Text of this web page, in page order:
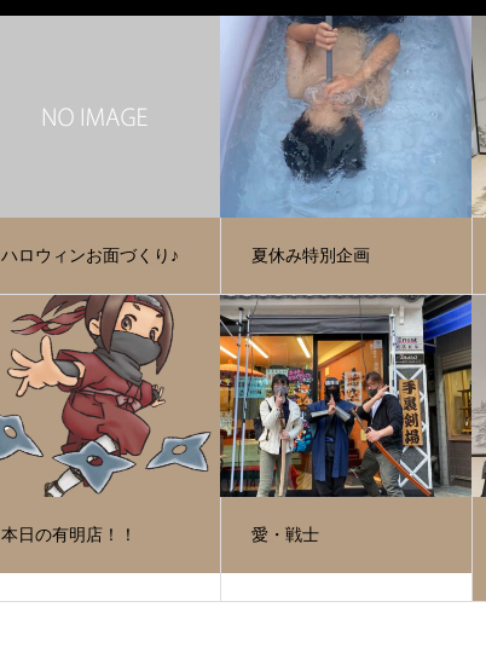
ハロウィンお面づくり♪ 夏休み特別企画
本日の有明店！！ 愛・戦士